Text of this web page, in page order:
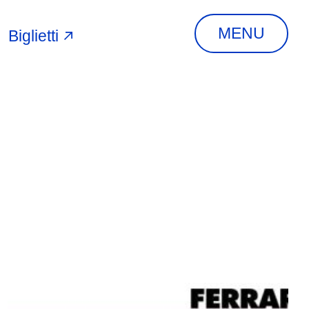
Biglietti MENU